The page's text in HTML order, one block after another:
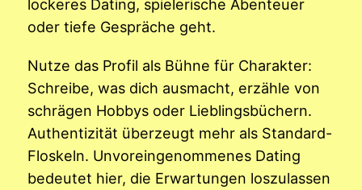
lockeres Dating, spielerische Abenteuer
oder tiefe Gespräche geht.
Nutze das Profil als Bühne für Charakter:
Schreibe, was dich ausmacht, erzähle von
schrägen Hobbys oder Lieblingsbüchern.
Authentizität überzeugt mehr als Standard-
Floskeln. Unvoreingenommenes Dating
bedeutet hier, die Erwartungen loszulassen